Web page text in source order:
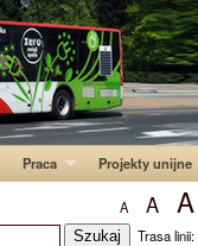
Praca Projekty unijne
A A A
Trasa linii: